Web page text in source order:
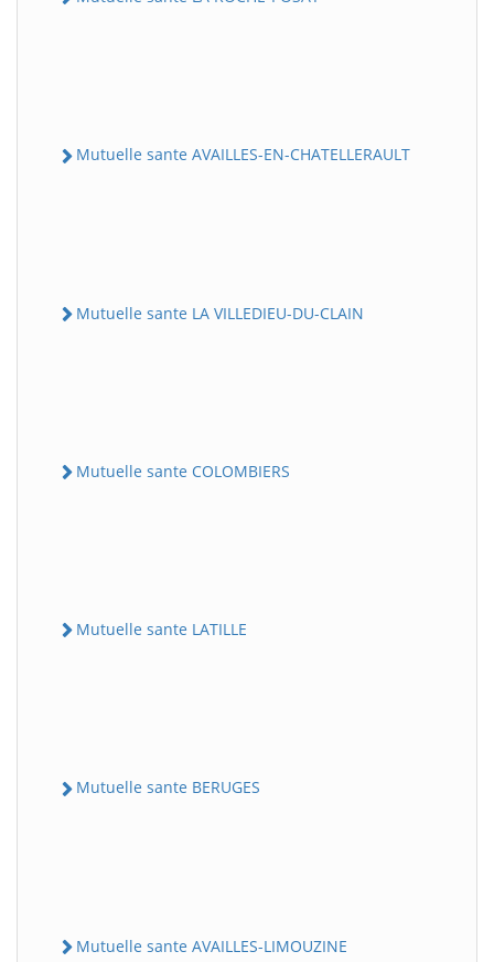
Mutuelle sante AVAILLES-EN-CHATELLERAULT
Mutuelle sante LA VILLEDIEU-DU-CLAIN
Mutuelle sante COLOMBIERS
Mutuelle sante LATILLE
Mutuelle sante BERUGES
Mutuelle sante AVAILLES-LIMOUZINE